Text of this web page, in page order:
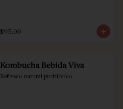
$95.00
Kombucha Bebida Viva
Refresco natural probiótico